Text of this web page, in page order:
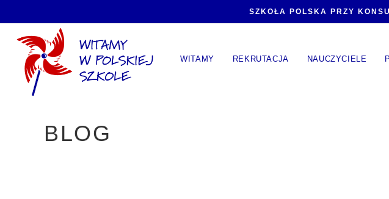
SZKOŁA POLSKA PRZY
WITAMY REKRUTACJA NAUCZYCIELE
BLOG